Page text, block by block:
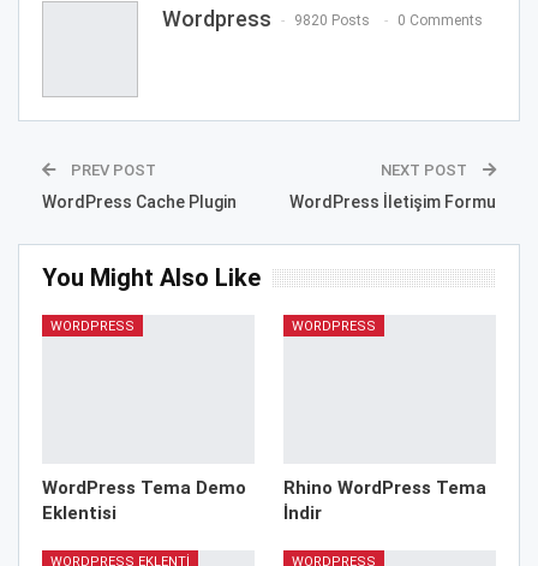
Wordpress 9820 Posts 0 Comments
PREV POST
WordPress Cache Plugin
NEXT POST
WordPress İletişim Formu
You Might Also Like
WORDPRESS
WordPress Tema Demo
Eklentisi
WORDPRESS
Rhino WordPress Tema
İndir
WORDPRESS EKLENTI WORDPRESS